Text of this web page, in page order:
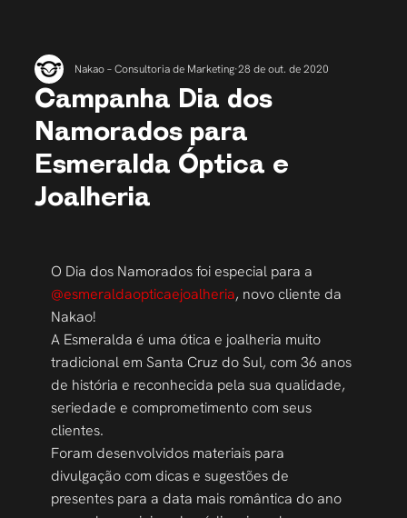
Campanha Dia dos
Namorados para
Esmeralda Óptica e
Joalheria
Nakao – Consultoria de Marketing 28 de out. de 2020
O Dia dos Namorados foi especial para a
@esmeraldaopticaejoalheria, novo cliente da
Nakao!
A Esmeralda é uma ótica e joalheria muito
tradicional em Santa Cruz do Sul, com 36 anos
de história e reconhecida pela sua qualidade,
seriedade e comprometimento com seus
clientes.
Foram desenvolvidos materiais para
divulgação com dicas e sugestões de
presentes para a data mais romântica do ano